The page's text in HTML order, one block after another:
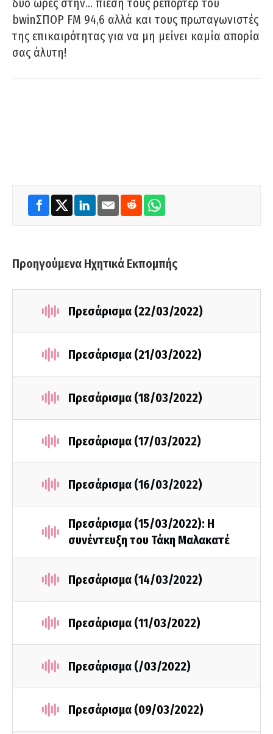
δύο ώρες στην… πίεση τους ρεπόρτερ του
bwinΣΠΟΡ FM 94,6 αλλά και τους πρωταγωνιστές
της επικαιρότητας για να μη μείνει καμία απορία
σας άλυτη!
Προηγούμενα Ηχητικά Εκπομπής
Πρεσάρισμα (22/03/2022)
Πρεσάρισμα (21/03/2022)
Πρεσάρισμα (18/03/2022)
Πρεσάρισμα (17/03/2022)
Πρεσάρισμα (16/03/2022)
Πρεσάρισμα (15/03/2022): Η
συνέντευξη του Τάκη Μαλακατέ
Πρεσάρισμα (14/03/2022)
Πρεσάρισμα (11/03/2022)
Πρεσάρισμα (/03/2022)
Πρεσάρισμα (09/03/2022)